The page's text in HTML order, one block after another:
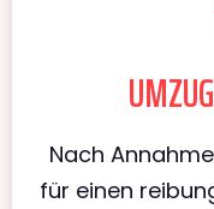
Nach
für einen